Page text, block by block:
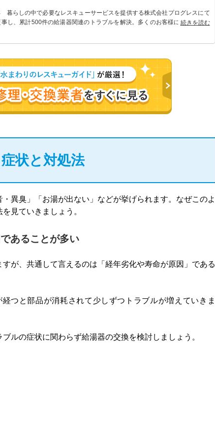
らしの中で必要なレスキューサービスを提供する株式会社プログレスにて
し、累計500件の給湯器関連のトラブルを解決。多くのお客様に信頼される
続きを読む
状と対処法
異臭」「お湯が出ない」などが挙げられます。なぜこのよ
見ていきましょう。
あることが多い
が、共通して言えるのは「経年劣化や寿命が原因」である
つと部品が消耗されて少しずつトラブルが増えていきま
ルの症状に関わらず給湯器の交換を検討しましょう。